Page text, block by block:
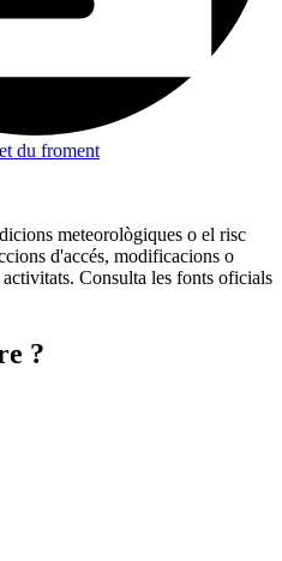
du froment
meteorològiques o el risc
d'accés, modificacions o
Consulta les fonts oficials
?